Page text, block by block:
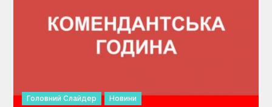
Головний Слайдер Новини